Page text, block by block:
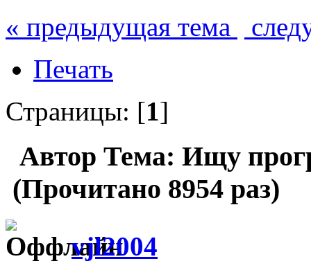
« предыдущая тема
Печать
Страницы: [1]
Автор Тема: Ищу
(Прочитано 8954 раз)
vjl2004